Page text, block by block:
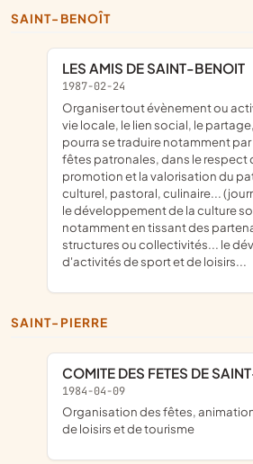
SAINT-BENOÎT
LES AMIS DE SAINT-BENOIT
1987-02-24
organiser tout évènement ou activité qui favorisera la
vie locale, le lien social, le
pourra se traduire notamment
fêtes patronales, dans le respect
promotion et la valorisation du
culturel, pastoral, culinaire...
le développement de la culture
notamment en tissant des
structures ou collectivités... le
d'activités de sport et de loisirs...
SAINT-PIERRE
COMITE DES FETES DE
1984-04-09
organisation des fêtes, animation de la cité et activités
de loisirs et de tourisme